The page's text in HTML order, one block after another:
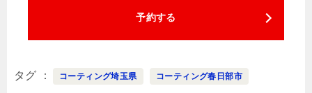
予約する
タグ コーティング埼玉県 コーティング春日部市